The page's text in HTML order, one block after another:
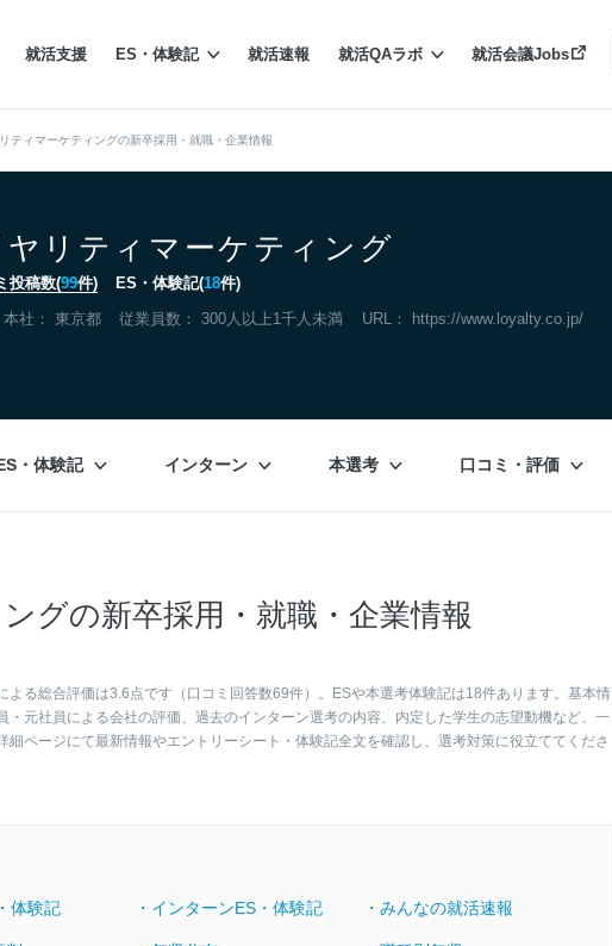
就活支援 ES・体験記 就活速報 就活QAラボ 就活会議Jobs
ティマーケティングの新卒採用・就職・企業情報
リティマーケティング
投稿数(99件) ES・体験記(18件)
本社： 東京都 従業員数： 300人以上1千人未満 URL： https://www.loyalty.co.jp/
・体験記 インターン 本選考 口コミ・評価
グの新卒採用・就職・企業情報
る総合評価は3.6点です（口コミ回答数69件）。ESや本選考体験記は18件あります。基本情
元社員による会社の評価、過去のインターン選考の内容、内定した学生の志望動機など、一
ページにて最新情報やエントリーシート・体験記全文を確認し、選考対策に役立ててくださ
体験記 ・インターンES・体験記 ・みんなの就活速報